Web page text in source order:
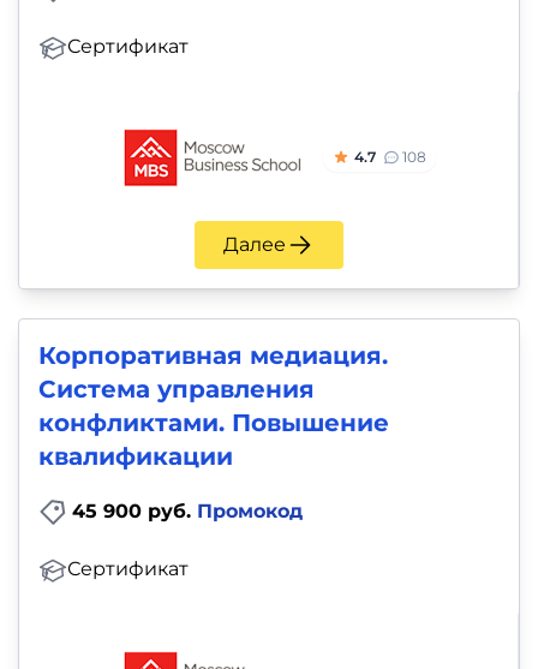
Сертификат
4.7 108
Далее
Корпоративная медиация.
Система управления
конфликтами. Повышение
квалификации
45 900 руб. Промокод
Сертификат